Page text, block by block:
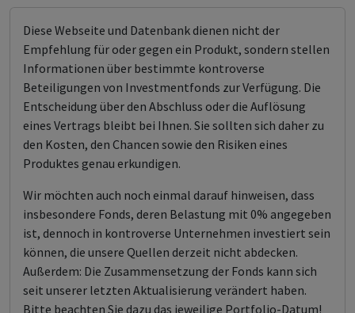
Diese Webseite und Datenbank dienen nicht der
Empfehlung für oder gegen ein Produkt, sondern stellen
Informationen über bestimmte kontroverse
Beteiligungen von Investmentfonds zur Verfügung. Die
Entscheidung über den Abschluss oder die Auflösung
eines Vertrags bleibt bei Ihnen. Sie sollten sich daher zu
den Kosten, den Chancen sowie den Risiken eines
Produktes genau erkundigen.
Wir möchten auch noch einmal darauf hinweisen, dass
insbesondere Fonds, deren Belastung mit 0% angegeben
ist, dennoch in kontroverse Unternehmen investiert sein
können, die unsere Quellen derzeit nicht abdecken.
Außerdem: Die Zusammensetzung der Fonds kann sich
seit unserer letzten Aktualisierung verändert haben.
Bitte beachten Sie dazu das jeweilige Portfolio-Datum!